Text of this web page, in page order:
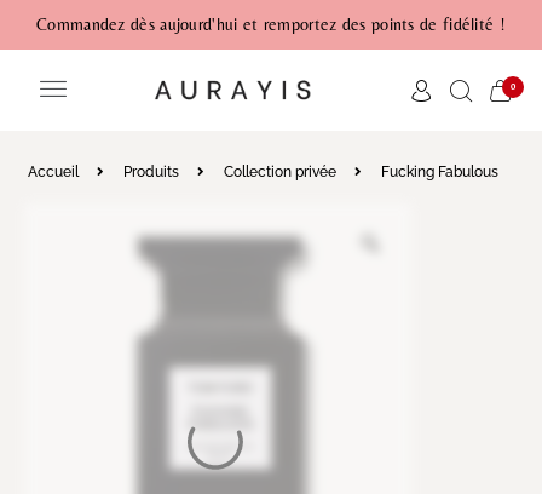
Commandez dès aujourd'hui et remportez des points de fidélité !
0
Accueil Produits Collection privée Fucking Fabulous